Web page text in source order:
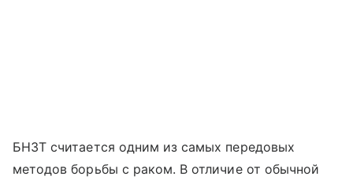
БНЗТ считается одним из самых передовых
методов борьбы с раком. В отличие от обычной